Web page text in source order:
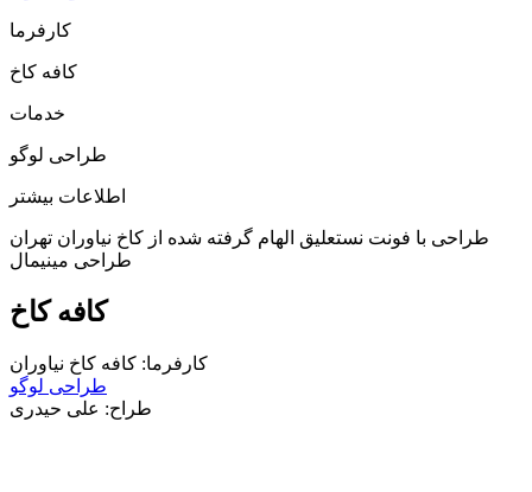
کارفرما
کافه کاخ
خدمات
طراحی لوگو
اطلاعات بیشتر
طراحی با فونت نستعلیق الهام گرفته شده از کاخ نیاوران تهران
طراحی مینیمال
کافه کاخ
کارفرما: کافه کاخ نیاوران
طراحی لوگو
طراح: علی حیدری